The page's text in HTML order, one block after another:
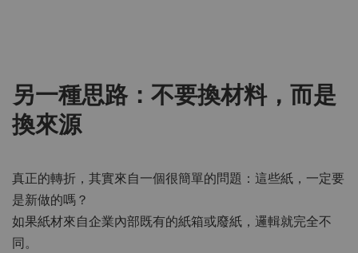
另一種思路：不要換材料，而是
換來源
真正的轉折，其實來自一個很簡單的問題：這些紙，一定要
是新做的嗎？
如果紙材來自企業內部既有的紙箱或廢紙，邏輯就完全不
同。